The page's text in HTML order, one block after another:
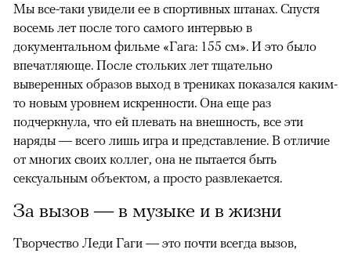
/
Мы все-таки увидели ее в спортивных штанах. Спустя
восемь лет после того самого интервью в
документальном фильме «Гага: 155 см». И это было
впечатляюще. После стольких лет тщательно
выверенных образов выход в трениках показался каким-
то новым уровнем искренности. Она еще раз
подчеркнула, что ей плевать на внешность, все эти
наряды — всего лишь игра и представление. В отличие
от многих своих коллег, она не пытается быть
сексуальным объектом, а просто развлекается.
За вызов — в музыке и в жизни
Творчество Леди Гаги — это почти всегда вызов,